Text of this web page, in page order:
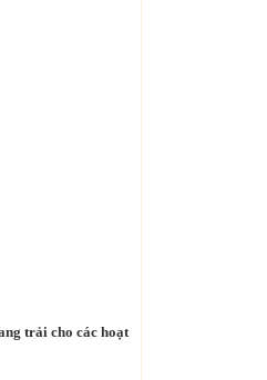
trải cho các hoạt